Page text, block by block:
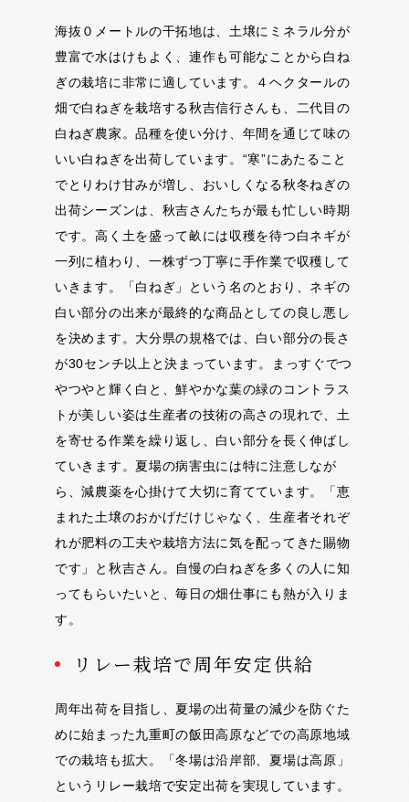
海抜０メートルの干拓地は、土壌にミネラル分が
豊富で水はけもよく、連作も可能なことから白ね
ぎの栽培に非常に適しています。４ヘクタールの
畑で白ねぎを栽培する秋吉信行さんも、二代目の
白ねぎ農家。品種を使い分け、年間を通じて味の
いい白ねぎを出荷しています。“寒”にあたること
でとりわけ甘みが増し、おいしくなる秋冬ねぎの
出荷シーズンは、秋吉さんたちが最も忙しい時期
です。高く土を盛って畝には収穫を待つ白ネギが
一列に植わり、一株ずつ丁寧に手作業で収穫して
いきます。「白ねぎ」という名のとおり、ネギの
白い部分の出来が最終的な商品としての良し悪し
を決めます。大分県の規格では、白い部分の長さ
が30センチ以上と決まっています。まっすぐでつ
やつやと輝く白と、鮮やかな葉の緑のコントラス
トが美しい姿は生産者の技術の高さの現れで、土
を寄せる作業を繰り返し、白い部分を長く伸ばし
ていきます。夏場の病害虫には特に注意しなが
ら、減農薬を心掛けて大切に育てています。「恵
まれた土壌のおかげだけじゃなく、生産者それぞ
れが肥料の工夫や栽培方法に気を配ってきた賜物
です」と秋吉さん。自慢の白ねぎを多くの人に知
ってもらいたいと、毎日の畑仕事にも熱が入りま
す。
リレー栽培で周年安定供給
周年出荷を目指し、夏場の出荷量の減少を防ぐた
めに始まった九重町の飯田高原などでの高原地域
での栽培も拡大。「冬場は沿岸部、夏場は高原」
というリレー栽培で安定出荷を実現しています。